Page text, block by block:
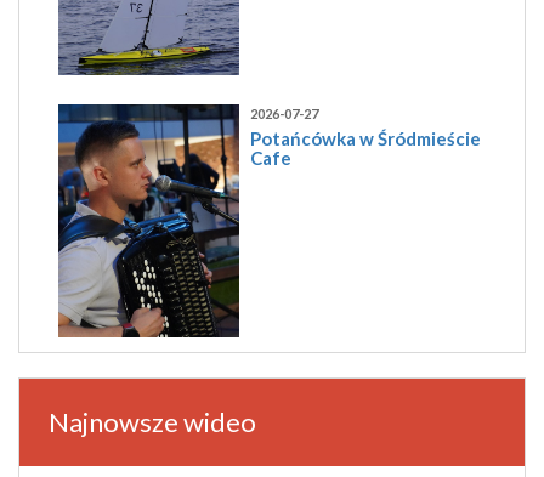
2026-07-27
Potańcówka w Śródmieście
Cafe
Najnowsze wideo